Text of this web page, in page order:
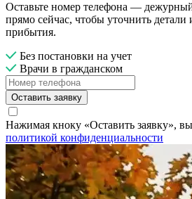
Оставьте номер телефона —
прямо сейчас, чтобы уточнить детали
прибытия.
Без постановки на учет
Врачи в гражданском
Оставить заявку
Нажимая кноку «Оставить заявку», вы
политикой конфиденциальности